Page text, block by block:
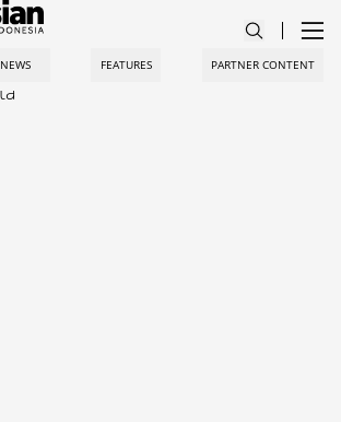
NEWS FEATURES PARTNER CONTENT